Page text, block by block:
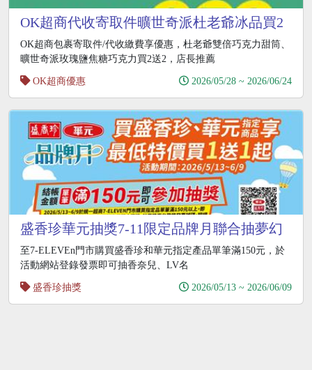
OK超商代收寄取件曠世奇派杜老爺冰品買2
送2
OK超商包裹寄取件/代收繳費享優惠，杜老爺雙倍巧克力甜筒、
曠世奇派玫瑰鹽焦糖巧克力買2送2，店長推薦
OK超商優惠
2026/05/28 ~ 2026/06/24
盛香珍華元抽獎7-11限定品牌月聯合抽夢幻
精品包
至7-ELEVEn門市購買盛香珍和華元指定產品單筆滿150元，於
活動網站登錄發票即可抽香奈兒、LV名
盛香珍抽獎
2026/05/13 ~ 2026/06/09